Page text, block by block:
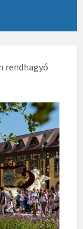
rendhagyó